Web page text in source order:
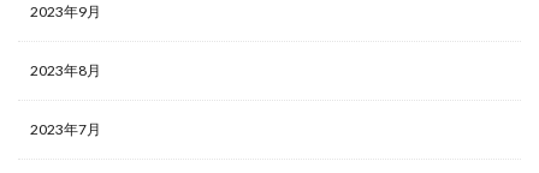
2023年9月
2023年8月
2023年7月